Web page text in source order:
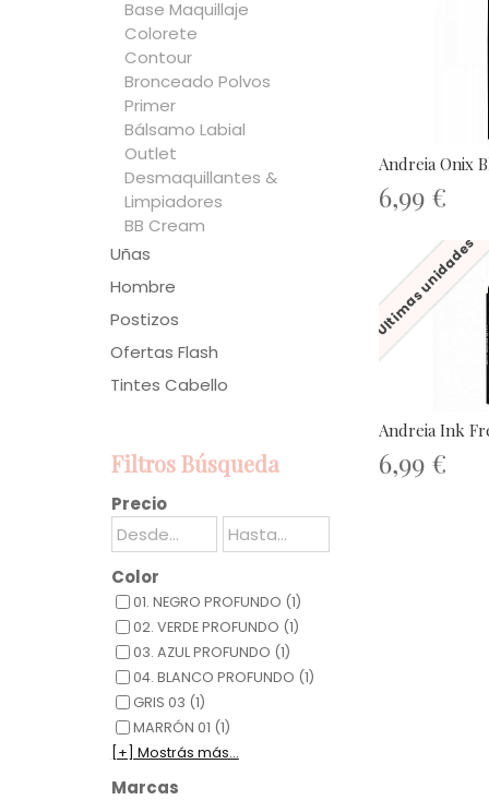
Base Maquillaje
Colorete
Contour
Bronceado Polvos
Primer
Bálsamo Labial
Outlet
Desmaquillantes &
Limpiadores
BB Cream
Uñas
Hombre
Postizos
Ofertas Flash
Tintes Cabello
Filtros Búsqueda
Precio
Color
01. NEGRO PROFUNDO (1)
02. VERDE PROFUNDO (1)
03. AZUL PROFUNDO (1)
04. BLANCO PROFUNDO (1)
GRIS 03 (1)
MARRÓN 01 (1)
[+] Mostrás más...
Marcas
Andreia Onix
6,99 €
Últimas unidades
Andreia Ink
6,99 €